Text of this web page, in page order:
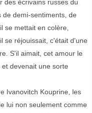
des écrivains russes du
de demi-sentiments, de
se mettait en colère,
se réjouissait, c'était d'une
S'il aimait, cet amour le
devenait une sorte
Ivanovitch Kouprine, les
lui non seulement comme